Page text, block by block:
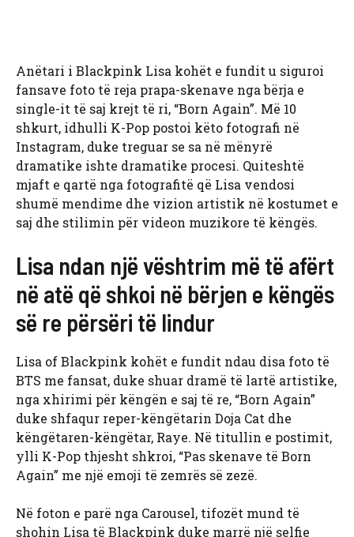
Anëtari i Blackpink Lisa kohët e fundit u siguroi
fansave foto të reja prapa-skenave nga bërja e
single-it të saj krejt të ri, “Born Again”. Më 10
shkurt, idhulli K-Pop postoi këto fotografi në
Instagram, duke treguar se sa në mënyrë
dramatike ishte dramatike procesi. Quiteshtë
mjaft e qartë nga fotografitë që Lisa vendosi
shumë mendime dhe vizion artistik në kostumet e
saj dhe stilimin për videon muzikore të këngës.
Lisa ndan një vështrim më të afërt
në atë që shkoi në bërjen e këngës
së re përsëri të lindur
Lisa of Blackpink kohët e fundit ndau disa foto të
BTS me fansat, duke shuar dramë të lartë artistike,
nga xhirimi për këngën e saj të re, “Born Again”
duke shfaqur reper-këngëtarin Doja Cat dhe
këngëtaren-këngëtar, Raye. Në titullin e postimit,
ylli K-Pop thjesht shkroi, “Pas skenave të Born
Again” me një emoji të zemrës së zezë.
Në foton e parë nga Carousel, tifozët mund të
shohin Lisa të Blackpink duke marrë një selfie